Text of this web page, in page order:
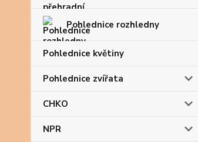
Pohlednice rozhledny
Pohlednice květiny
Pohlednice zvířata
CHKO
NPR